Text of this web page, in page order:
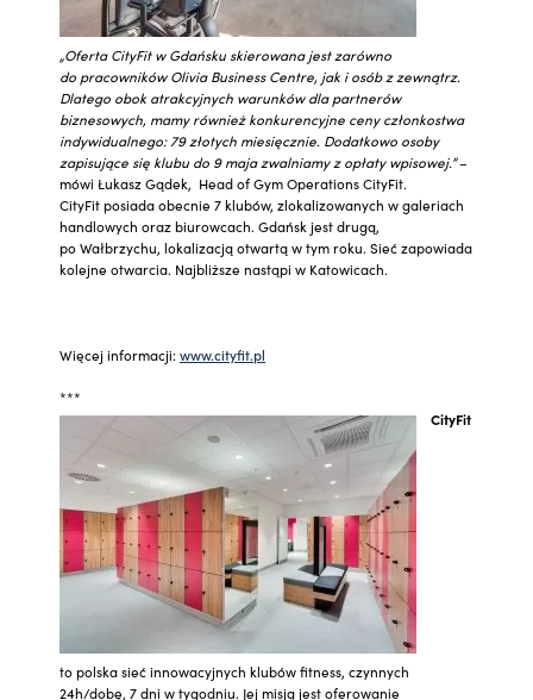
„Oferta CityFit w Gdańsku skierowana jest zarówno
do pracowników Olivia Business Centre, jak i osób z zewnątrz.
Dlatego obok atrakcyjnych warunków dla partnerów
biznesowych, mamy również konkurencyjne ceny członkostwa
indywidualnego: 79 złotych miesięcznie. Dodatkowo osoby
zapisujące się klubu do 9 maja zwalniamy z opłaty wpisowej.”–
mówi Łukasz Gądek, Head of Gym Operations CityFit.
CityFit posiada obecnie 7 klubów, zlokalizowanych w galeriach
handlowych oraz biurowcach. Gdańsk jest drugą,
po Wałbrzychu, lokalizacją otwartą w tym roku. Sieć zapowiada
kolejne otwarcia. Najbliższe nastąpi w Katowicach.
Więcej informacji:www.cityfit.pl
***
CityFit
to polska sieć innowacyjnych klubów fitness, czynnych
24h/dobę, 7 dni w tygodniu. Jej misją jest oferowanie